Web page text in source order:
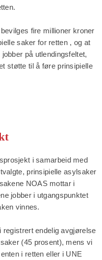
fire millioner kroner
saker for retten , og at
på utlendingsfeltet,
støtte til å føre prinsipielle
i samarbeid med
prinsipielle asylsaker
NOAS mottar i
jobber i utgangspunktet
vinnes.
endelig avgjørelse
(45 prosent), mens vi
i retten eller i UNE